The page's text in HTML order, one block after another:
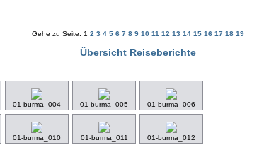
Gehe zu Seite: 1 2 3 4 5 6 7 8 9 10 11 12 13 14 15 16 17 18 19
Übersicht Reiseberichte
01-burma_004 01-burma_005 01-burma_006
01-burma_010 01-burma_011
01-burma_012